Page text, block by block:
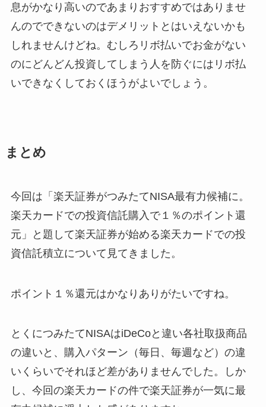
息がかなり高いのであまりおすすめではありませ
んのでできないのはデメリットとはいえないかも
しれませんけどね。むしろリボ払いでお金がない
のにどんどん投資してしまう人を防ぐにはリボ払
いできなくしておくほうがよいでしょう。
まとめ
今回は「楽天証券がつみたてNISA最有力候補に。
楽天カードでの投資信託購入で１％のポイント還
元」と題して楽天証券が始める楽天カードでの投
資信託積立について見てきました。
ポイント１％還元はかなりありがたいですね。
とくにつみたてNISAはiDeCoと違い各社取扱商品
の違いと、購入パターン（毎日、毎週など）の違
いくらいでそれほど差がありませんでした。しか
し、今回の楽天カードの件で楽天証券が一気に最